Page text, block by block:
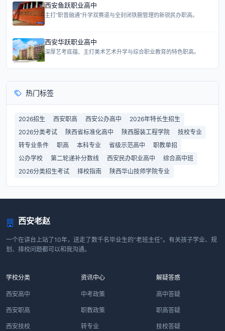
西安鱼跃职业高中
主打“职普融通”升学双赛道与全封闭铁腕管理的新锐民办职高。
西安华跃职业高中
深厚艺考底蕴、主打美术艺术升学与综合职业教育的特色职高。
热门标签
2026招生 西安职高 西安公办高中
2026年特长生招生
2026分类考试
陕西省标准化高中 陕西服装工程学院
技校专业
转专业条件
职高 本科专业 省级示范高中
职教单招
公办学校
第二轮递补分数线 西安民办职业高中
综合高中班
2026分类招生考试
择校指南 陕西华山技师学院专业
西安老赵
一个在讲台上站了10年，送走了数千名毕业生的“老班主任”。有关孩子学业、规
划、择校问题都可以和我沟通。
学校分类
西安高中
西安职高
西安技校
资讯中心
中考政策
职教政策
转专业
解疑答惑
高中答疑
职高答疑
技校答疑